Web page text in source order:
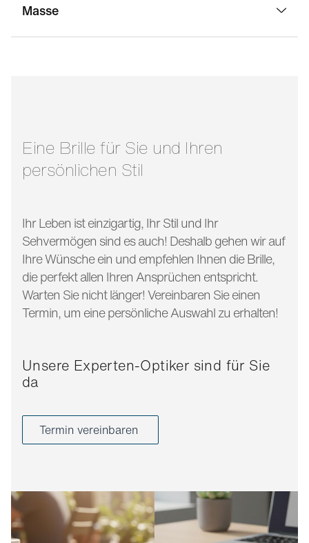
Masse
Eine Brille für Sie und Ihren
persönlichen Stil
Ihr Leben ist einzigartig, Ihr Stil und Ihr
Sehvermögen sind es auch! Deshalb gehen wir auf
Ihre Wünsche ein und empfehlen Ihnen die Brille,
die perfekt allen Ihren Ansprüchen entspricht.
Warten Sie nicht länger! Vereinbaren Sie einen
Termin, um eine persönliche Auswahl zu erhalten!
Unsere Experten-Optiker sind für Sie
da
Termin vereinbaren